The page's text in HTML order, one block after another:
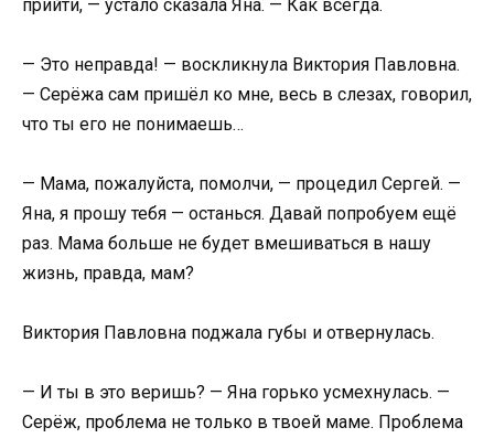
прийти, — устало сказала Яна. — Как всегда.
— Это неправда! — воскликнула Виктория Павловна.
— Серёжа сам пришёл ко мне, весь в слезах, говорил,
что ты его не понимаешь…
— Мама, пожалуйста, помолчи, — процедил Сергей. —
Яна, я прошу тебя — останься. Давай попробуем ещё
раз. Мама больше не будет вмешиваться в нашу
жизнь, правда, мам?
Виктория Павловна поджала губы и отвернулась.
— И ты в это веришь? — Яна горько усмехнулась. —
Серёж, проблема не только в твоей маме. Проблема